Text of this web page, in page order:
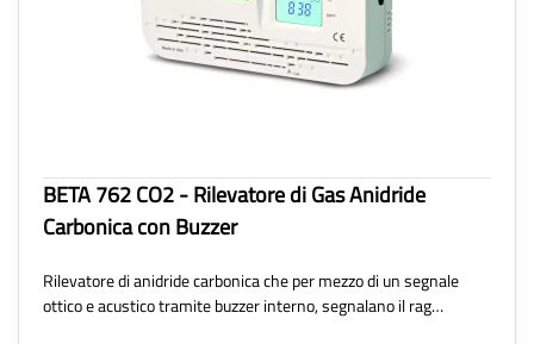
BETA 762 CO2 - Rilevatore di Gas Anidride
Carbonica con Buzzer
Rilevatore di anidride carbonica che per mezzo di un segnale
ottico e acustico tramite buzzer interno, segnalano il rag…